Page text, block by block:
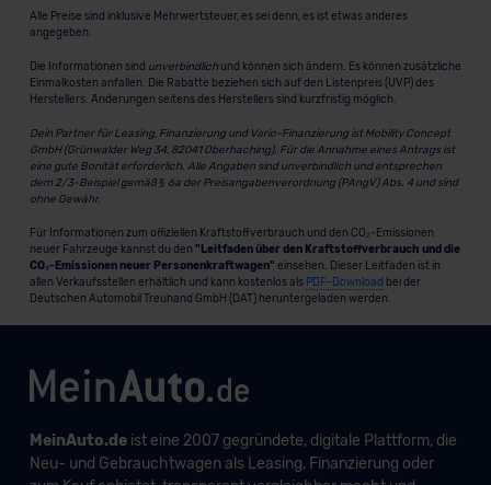
Alle Preise sind inklusive Mehrwertsteuer, es sei denn, es ist etwas anderes
angegeben.
Die Informationen sind unverbindlichund können sich ändern. Es können zusätzliche
Einmalkosten anfallen. Die Rabatte beziehen sich auf den Listenpreis (UVP) des
Herstellers. Änderungen seitens des Herstellers sind kurzfristig möglich.
Dein Partner für Leasing, Finanzierung und Vario-Finanzierung ist Mobility Concept
GmbH (Grünwalder Weg 34, 82041 Oberhaching). Für die Annahme eines Antrags ist
eine gute Bonität erforderlich. Alle Angaben sind unverbindlich und entsprechen
dem 2/3-Beispiel gemäß § 6a der Preisangabenverordnung (PAngV) Abs. 4 und sind
ohne Gewähr.
Für Informationen zum offiziellen Kraftstoffverbrauch und den CO₂-Emissionen
neuer Fahrzeuge kannst du den "Leitfaden über den Kraftstoffverbrauch und die
CO₂-Emissionen neuer Personenkraftwagen" einsehen. Dieser Leitfaden ist in
allen Verkaufsstellen erhältlich und kann kostenlos als PDF-Download bei der
Deutschen Automobil Treuhand GmbH (DAT) heruntergeladen werden.
MeinAuto.deist eine 2007 gegründete, digitale Plattform, die
Neu- und Gebrauchtwagen als Leasing, Finanzierung oder